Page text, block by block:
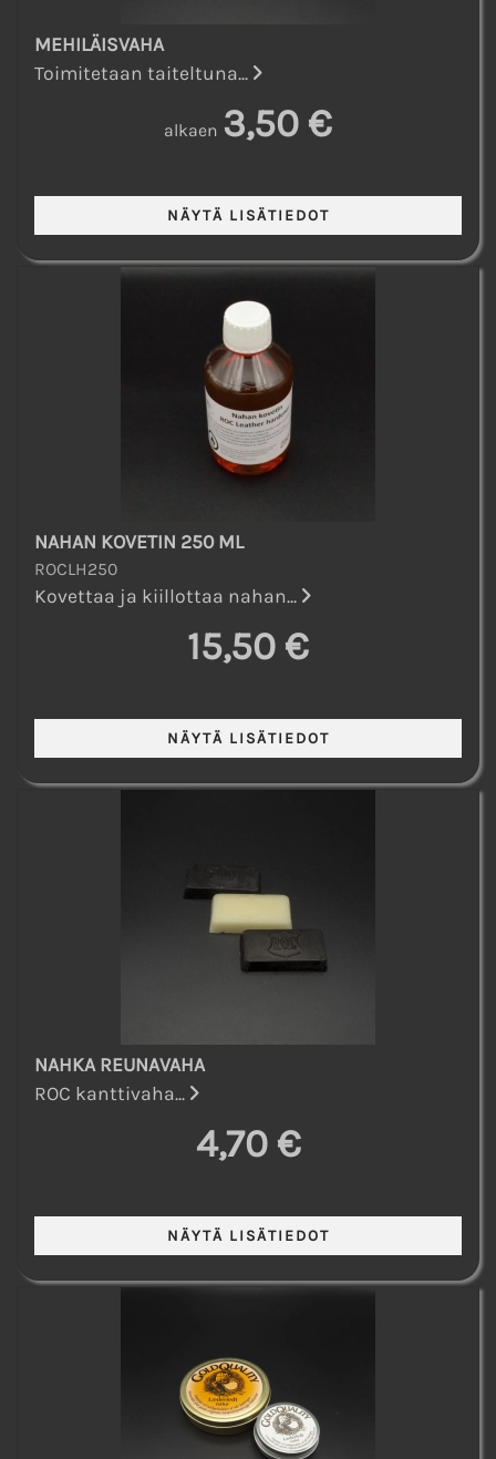
MEHILÄISVAHA
Toimitetaan taiteltuna...
alkaen 3,50 €
NAHAN KOVETIN 250 ML
ROCLH250
Kovettaa ja kiillottaa nahan...
15,50 €
NAHKA REUNAVAHA
ROC kanttivaha...
4,70 €